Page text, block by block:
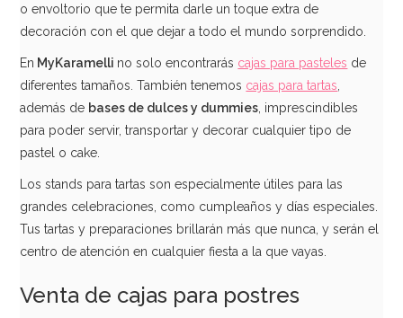
1,95€
AÑADIR
o envoltorio que te permita darle un toque extra de
decoración con el que dejar a todo el mundo sorprendido.
En MyKaramelli no solo encontrarás cajas para pasteles de
diferentes tamaños. También tenemos cajas para tartas
además de bases de dulces y dummies , imprescindibles
para poder servir, transportar y decorar cualquier tipo de
pastel o cake.
Los stands para tartas son especialmente útiles para las
grandes celebraciones, como cumpleaños y días especiales.
Tus tartas y preparaciones brillarán más que nunca, y serán el
centro de atención en cualquier fiesta a la que vayas.
Venta de cajas para postres